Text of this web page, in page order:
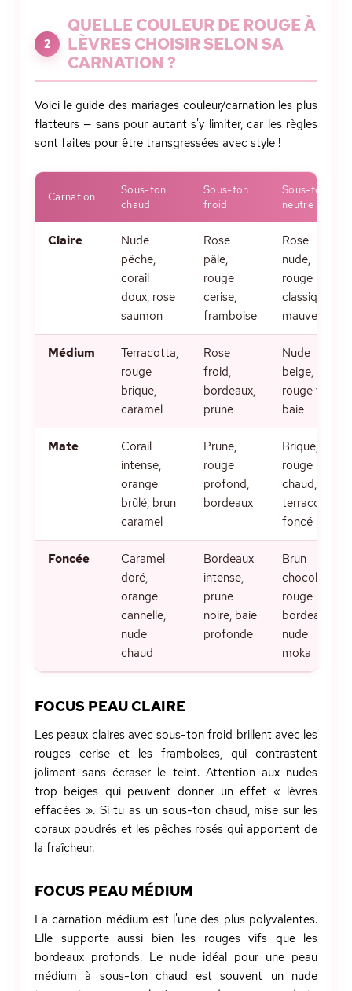
2
QUELLE COULEUR DE ROUGE À
LÈVRES CHOISIR SELON SA
CARNATION ?
Voici le guide des mariages couleur/carnation les plus
flatteurs — sans pour autant s'y limiter, car les règles
sont faites pour être transgressées avec style !
Carnation
Sous-ton
chaud
Sous-ton
froid
Sous-ton
neutre
Claire
Nude
pêche,
corail
doux, rose
saumon
Rose
pâle,
rouge
cerise,
framboise
Rose
nude,
rouge
classique,
mauve
Médium
Terracotta,
rouge
brique,
caramel
Rose
froid,
bordeaux,
prune
Nude
beige,
rouge vif,
baie
Mate
Corail
intense,
orange
brûlé, brun
caramel
Prune,
rouge
profond,
bordeaux
Brique,
rouge
chaud,
terracotta
foncé
Foncée
Caramel
doré,
orange
cannelle,
nude
chaud
Bordeaux
intense,
prune
noire, baie
profonde
Brun
chocolat,
rouge
bordeaux,
nude
moka
FOCUS PEAU CLAIRE
Les peaux claires avec sous-ton froid brillent avec les
rouges cerise et les framboises, qui contrastent
joliment sans écraser le teint. Attention aux nudes
trop beiges qui peuvent donner un effet « lèvres
effacées ». Si tu as un sous-ton chaud, mise sur les
coraux poudrés et les pêches rosés qui apportent de
la fraîcheur.
FOCUS PEAU MÉDIUM
La carnation médium est l'une des plus polyvalentes.
Elle supporte aussi bien les rouges vifs que les
bordeaux profonds. Le nude idéal pour une peau
médium à sous-ton chaud est souvent un nude